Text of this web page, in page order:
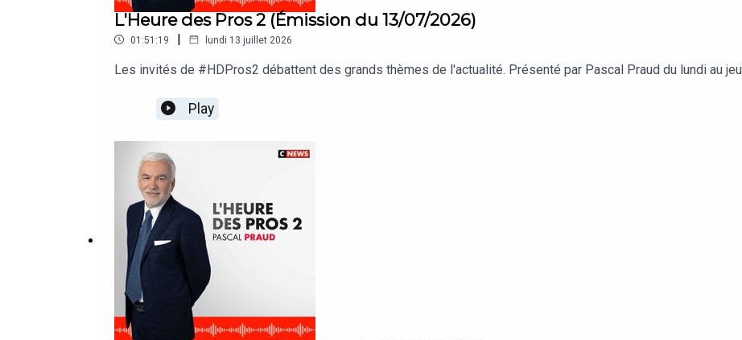
L'Heure des Pros 2 (Émission du 13/07/2026)
01:51:19 | lundi 13 juillet 2026
Les invités de #HDPros2 débattent des grands thèmes de l'actualité. Présenté par Pascal Praud du lundi au
Play